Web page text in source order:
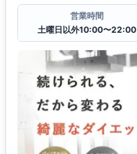
営業時間
土曜日以外10:00〜22:00